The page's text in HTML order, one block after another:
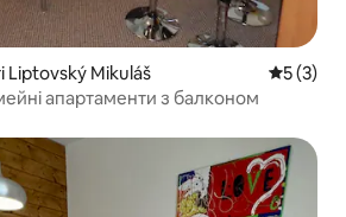
Liptovský Mikuláš Середня
5 (3)
апартаменти з балконом